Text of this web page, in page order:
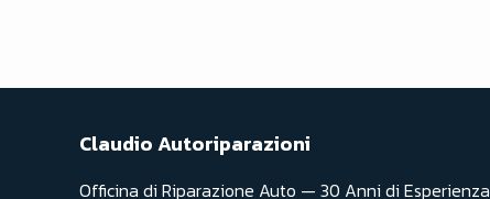
Claudio Autoriparazioni
Officina di Riparazione Auto — 30 Anni di Esperienza